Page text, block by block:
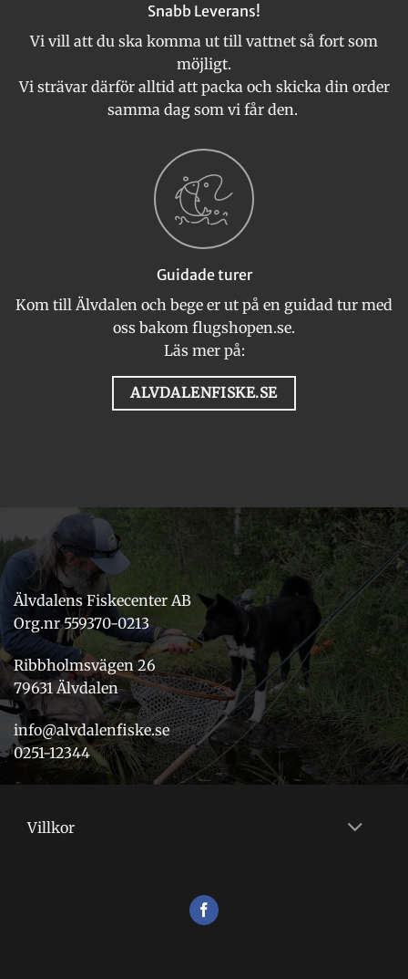
Snabb Leverans!
Vi vill att du ska komma ut till vattnet så fort som
möjligt.
Vi strävar därför alltid att packa och skicka din order
samma dag som vi får den.
Guidade turer
Kom till Älvdalen och bege er ut på en guidad tur med
oss bakom flugshopen.se.
Läs mer på:
ALVDALENFISKE.SE
Älvdalens Fiskecenter AB
Org.nr 559370-0213
Ribbholmsvägen 26
79631 Älvdalen
info@alvdalenfiske.se
0251-12344
Villkor